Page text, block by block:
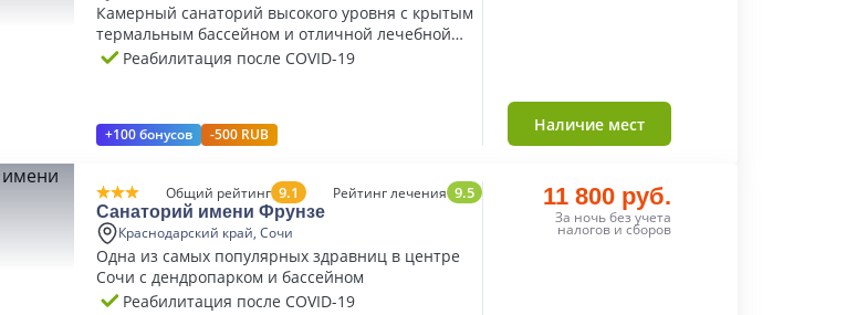
Камерный санаторий высокого уровня с крытым
термальным бассейном и отличной лечебной
базойРеабилитация после COVID-19
+100 бонусов -500 RUB Наличие мест
Общий рейтинг 9.1 Рейтинг лечения 9.5
Санаторий имени Фрунзе
Краснодарский край, Сочи
Одна из самых популярных здравниц в центре
Сочи с дендропарком и бассейном
Реабилитация после COVID-19
11 800 руб.
За ночь без учета
налогов и сборов